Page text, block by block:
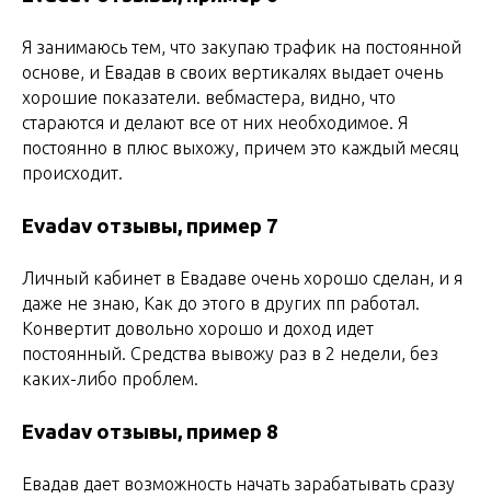
Я занимаюсь тем, что закупаю трафик на постоянной
основе, и Евадав в своих вертикалях выдает очень
хорошие показатели. вебмастера, видно, что
стараются и делают все от них необходимое. Я
постоянно в плюс выхожу, причем это каждый месяц
происходит.
Evadav отзывы, пример 7
Личный кабинет в Евадаве очень хорошо сделан, и я
даже не знаю, Как до этого в других пп работал.
Конвертит довольно хорошо и доход идет
постоянный. Средства вывожу раз в 2 недели, без
каких-либо проблем.
Evadav отзывы, пример 8
Евадав дает возможность начать зарабатывать сразу